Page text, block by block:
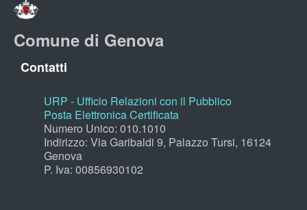
Comune di Genova
Contatti
URP - Ufficio Relazioni con il Pubblico
Posta Elettronica Certificata
Numero Unico: 010.1010
Indirizzo: Via Garibaldi 9, Palazzo Tursi, 16124
Genova
P. Iva: 00856930102